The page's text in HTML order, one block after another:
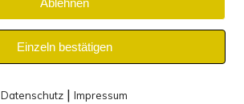
Ablehnen
Einzeln bestätigen
Datenschutz | Impressum